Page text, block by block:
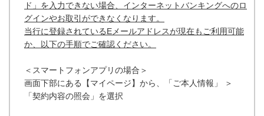
ド」を入力できない場合、インターネットバンキングへのロ
グインやお取引ができなくなります。
当行に登録されているEメールアドレスが現在もご利用可能
か、以下の手順でご確認ください。
＜スマートフォンアプリの場合＞
画面下部にある【マイページ】から、「ご本人情報」 ＞
「契約内容の照会」を選択